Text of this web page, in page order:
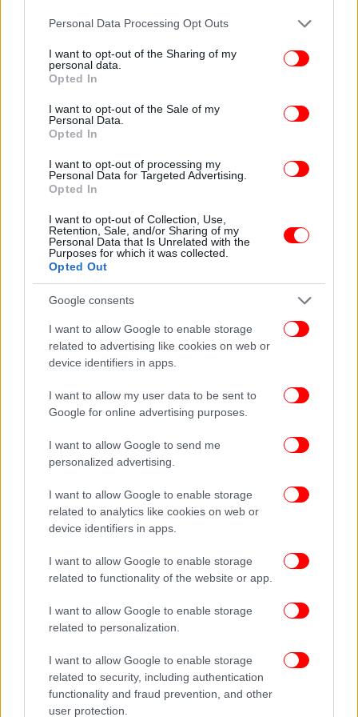
Please note that this website/app uses one or more Google
not limited to your visit or usage behaviour. You may click to
grant or deny consent to Google and its third-party tags to
use your data for below specified purposes in below Google
consent section.
Personal Data Processing Opt Outs
I want to opt-out of the Sharing of my
personal data.
Opted In
I want to opt-out of the Sale of my
Personal Data.
Opted In
I want to opt-out of processing my
Personal Data for Targeted Advertising.
Opted In
I want to opt-out of Collection, Use,
Retention, Sale, and/or Sharing of my
Personal Data that Is Unrelated with the
Purposes for which it was collected.
Opted Out
Google consents
I want to allow Google to enable storage
related to advertising like cookies on web or
device identifiers in apps.
I want to allow my user data to be sent to
Google for online advertising purposes.
I want to allow Google to send me
personalized advertising.
I want to allow Google to enable storage
related to analytics like cookies on web or
device identifiers in apps.
I want to allow Google to enable storage
related to functionality of the website or app.
I want to allow Google to enable storage
related to personalization.
I want to allow Google to enable storage
related to security, including authentication
functionality and fraud prevention, and other
user protection.
Στην ευρύτερη χερσαία περιοχή εντοπίστηκαν 25
αλλοδαποί από στελέχη της ΕΛ.ΑΣ.. Από το
Προανάκριση διενεργείται από το Κεντρικό
Λιμεναρχείο Μυτιλήνης.
ΟΛΕΣ ΟΙ ΕΙΔΗΣΕΙΣ
Συγγρού -Είχε προηγηθεί απειλητικό τηλεφώνημα
Πώς έγινε το διπλό φονικό στο Αίγιο: Σφίγγα ο
δράστης -Είχε αυτοκτονήσει ο πατέρας του, είχε κάνει
απόπειρα και ο ίδιος
Η Βουλή αποφάσισε την παραπομπή Τριαντόπουλου
στο Δικαστικό Συμβούλιο -Με ψήφους ΝΔ, ΠΑΣΟΚ και
ανεξάρτητων